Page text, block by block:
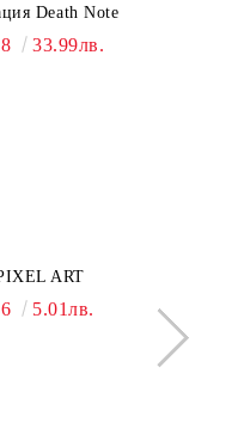
Death Note
33.99лв.
ART
5.01лв.